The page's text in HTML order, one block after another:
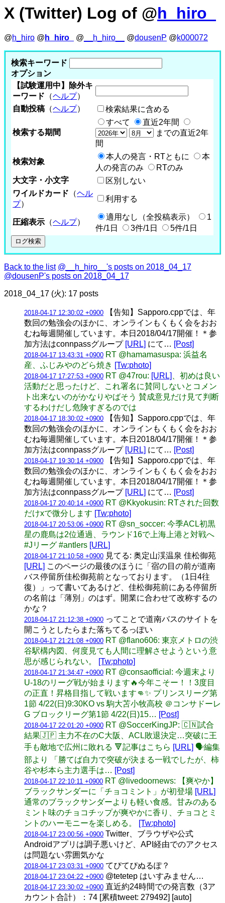
X (Twitter) Log of @h_hiro_
@h_hiro @ h_hiro_ @ __h_hiro__ @dousenP @k000072
検索キーワード
オプション
【試験運用中】除外キ
ーワード （ヘルプ）
自動投稿 （ヘルプ） 検索結果に含める
検索する期間
すべて
直近2年間
までの直近2年
間
検索対象
本人の発言・RTともに
本
人の発言のみ
RTのみ
大文字・小文字
区別しない
ワイルドカード （ヘル
プ）
利用する
圧縮表示 （ヘルプ）
適用なし（全投稿表示）
1
件/1日
3件/1日 5件/1日
Back to the list @__h_hiro__'s posts on 2018_04_17
@dousenP's posts on 2018_04_17
2018_04_17 (火): 17 posts
2018-04-17 12:30:02 +0900 【告知】Sapporo.cppでは、年
数回の勉強会のほかに、オンラインもくもく会をおお
むね毎週開催しています。本日2018/04/17開催！＊参
加方法はconnpassグループ [URL] にて… [Post]
2018-04-17 13:43:31 +0900 RT @hamamasuspa: 浜益名
産、ふじみやのどら焼き [Tw:photo]
2018-04-17 17:27:53 +0900 RT @47rou: [URL]
、初めは良い
活動だと思ったけど、これ署名に賛同しないとコメン
ト出来ないのがかなりやばそう 賛成意見だけ見て判断
するわけだし危険すぎるのでは
2018-04-17 18:30:02 +0900 【告知】Sapporo.cppでは、年
数回の勉強会のほかに、オンラインもくもく会をおお
むね毎週開催しています。本日2018/04/17開催！＊参
加方法はconnpassグループ [URL] にて… [Post]
2018-04-17 19:30:14 +0900 【告知】Sapporo.cppでは、年
数回の勉強会のほかに、オンラインもくもく会をおお
むね毎週開催しています。本日2018/04/17開催！＊参
加方法はconnpassグループ [URL] にて… [Post]
2018-04-17 20:40:14 +0900 RT @Kkyokusin: RTされた回数
だけxで微分します [Tw:photo]
2018-04-17 20:53:06 +0900 RT @sn_soccer: 今季ACL初黒
星の鹿島は2位通過、ラウンド16で上海上港と対戦へ
#Jリーグ #antlers [URL]
2018-04-17 21:10:58 +0900 見てる: 奥定山渓温泉 佳松御苑
[URL] このページの最後のほうに「宿の目の前が道南
バス停留所佳松御苑前となっております。（1日4往
復）」って書いてあるけど、佳松御苑前にある停留所
の名前は「薄別」のはず。開業に合わせて改称するの
かな？
2018-04-17 21:12:38 +0900 ってことで道南バスのサイトを
開こうとしたらまた落ちてるっぽい
2018-04-17 21:21:08 +0900 RT @flano606: 東京メトロの渋
谷駅構内図、何度見ても人間に理解させようという意
思が感じられない。
[Tw:photo]
2018-04-17 21:34:47 +0900 RT @consaofficial: 今週末より
U-18のリーグ戦が始まります🔥今年こそー！！3度目
の正直！昇格目指して戦います👊✨ プリンスリーグ第
1節 4/22(日)9:30KO vs 駒大苫小牧高校 ＠コンサドーレ
G ブロックリーグ第1節 4/22(日)15… [Post]
2018-04-17 22:01:20 +0900 RT @SoccerKingJP: 🇨🇳試合
結果🇯🇵 主力不在のC大阪、ACL敗退決定…突破に王
手も敵地で広州に敗れる 🔻記事はこちら [URL] 🗣️編集
部より 「勝てば自力で突破が決まる一戦でしたが、柿
谷や杉本ら主力選手は… [Post]
2018-04-17 22:10:11 +0900 RT @livedoornews: 【爽やか】
ブラックサンダーに「チョコミント」が初登場 [URL]
通常のブラックサンダーよりも軽い食感。甘みのある
ミント味のチョコチップが爽やかに香り、チョコとミ
ントのハーモニーを楽しめる。
[Tw:photo]
2018-04-17 23:00:56 +0900 Twitter、ブラウザや公式
Androidアプリは調子悪いけど、API経由でのアクセス
は問題ない雰囲気かな
2018-04-17 23:03:31 +0900 てぴてぴぬるぽ？
2018-04-17 23:04:22 +0900 @tetetep はいすみません…
2018-04-17 23:30:02 +0900 直近約24時間での発言数（3ア
カウント合計）：74 [累積tweet: 279492] [auto]